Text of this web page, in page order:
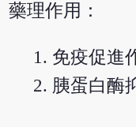
藥理作用：
免疫促進
胰蛋白酶